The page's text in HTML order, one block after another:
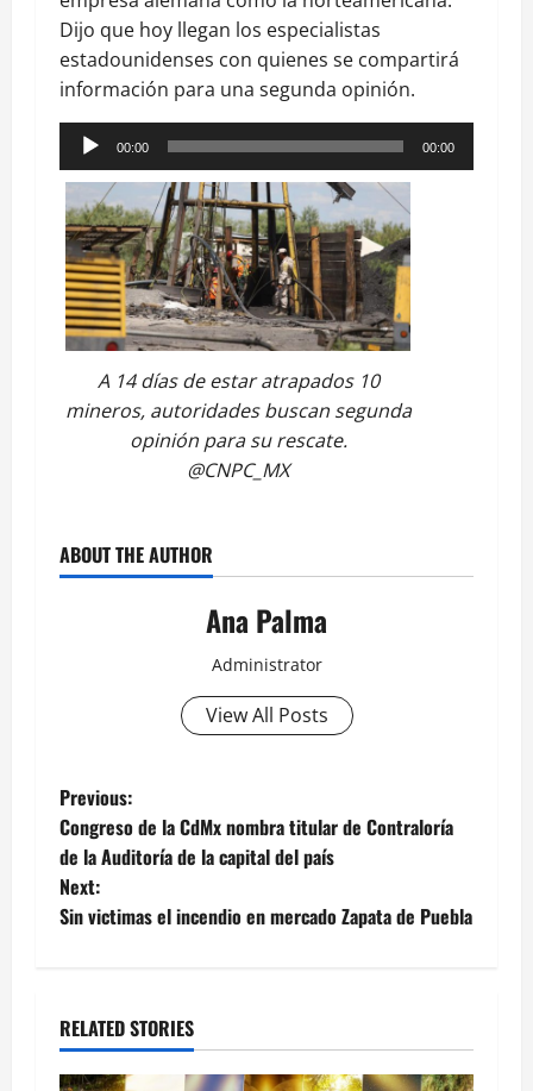
Dijo que hoy llegan los especialistas
estadounidenses con quienes se compartirá
información para una segunda opinión.
Reproductor
de
audio
00:00 00:00
A 14 días de estar atrapados 10
mineros, autoridades buscan segunda
opinión para su rescate.
@CNPC_MX
ABOUT THE AUTHOR
Ana Palma
Administrator
View All Posts
Post
navigation
Previous:
Congreso de la CdMx nombra titular de Contraloría
de la Auditoría de la capital del país
Next:
Sin victimas el incendio en mercado Zapata de Puebla
RELATED STORIES